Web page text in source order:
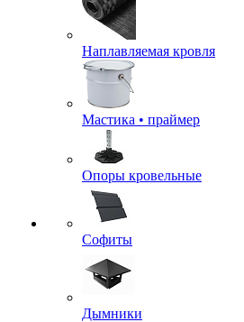
Наплавляемая кровля
Мастика • праймер
Опоры кровельные
Софиты
Дымники